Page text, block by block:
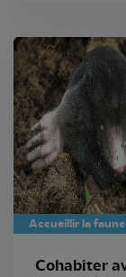
Accueillir la
Cohabiter